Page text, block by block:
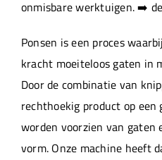
Werken bij
onmisbare werktuigen. ➡️
Ponsen is een proces
kracht moeiteloos gaten in
Door de combinatie van
rechthoekig product op
worden voorzien van gaten
vorm. Onze machine heeft